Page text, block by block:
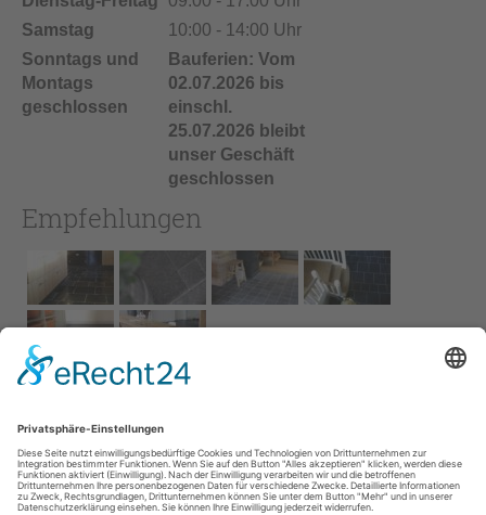
Samstag
10:00 - 14:00 Uhr
Sonntags und
Montags
geschlossen
Bauferien: Vom
02.07.2026 bis
einschl.
25.07.2026 bleibt
unser Geschäft
geschlossen
Empfehlungen
Impressum
AGB